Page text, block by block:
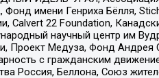
имени Генриха Бёлля,
Calvert 22 Foundation,
научный центр им
Проект Медуза, Фонд Андрея
с гражданским
Россия, Беллона, Союз